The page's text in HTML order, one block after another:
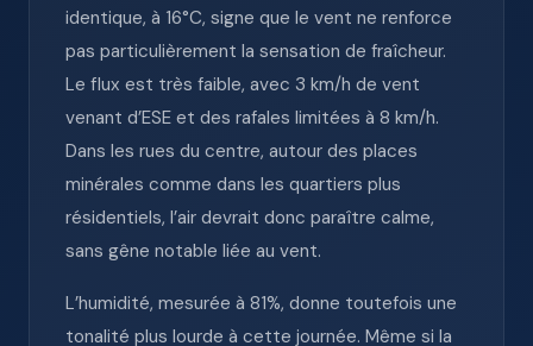
identique, à 16°C, signe que le vent ne renforce
pas particulièrement la sensation de fraîcheur.
Le flux est très faible, avec 3 km/h de vent
venant d’ESE et des rafales limitées à 8 km/h.
Dans les rues du centre, autour des places
minérales comme dans les quartiers plus
résidentiels, l’air devrait donc paraître calme,
sans gêne notable liée au vent.
L’humidité, mesurée à 81%, donne toutefois une
tonalité plus lourde à cette journée. Même si la